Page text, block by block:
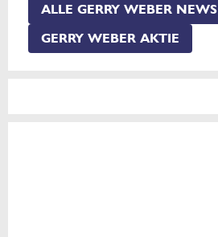
ALLE GERRY WEBER NEWS
GERRY WEBER AKTIE